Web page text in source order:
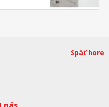
Späť hore